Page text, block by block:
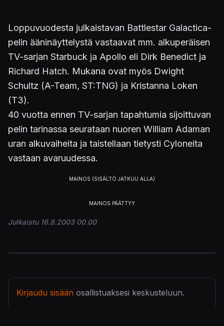
Loppuvuodesta julkaistavan Battlestar Galactica-
pelin ääninäyttelystä vastaavat mm. alkuperäisen
TV-sarjan Starbuck ja Apollo eli Dirk Benedict ja
Richard Hatch. Mukana ovat myös Dwight
Schultz (A-Team, ST:TNG) ja Kristanna Loken
(T3).
40 vuotta ennen TV-sarjan tapahtumia sijoittuvan
pelin tarinassa seurataan nuoren William Adaman
uran alkuvaiheita ja taistellaan tietysti Cyloneita
vastaan avaruudessa.
Julkaistu 16.8.2003 00.00
Kirjaudu sisään osallistuaksesi keskusteluun.